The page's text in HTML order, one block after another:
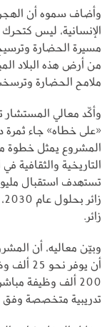
وأضاف سموه أن
الإنسانية، ليس
مسيرة الحضارة
من أرض هذه البلاد
ملامح الحضارة
وأكّد معالي
«على خطاه» جاء ثمرة
المشروع يمثل خطوة
التاريخية والثقافية
تستهدف استقبال
زائر.
وبيّن معاليه، أن
أن يوفر
200 ألف وظيفة
تدريبية متخصصة وفق